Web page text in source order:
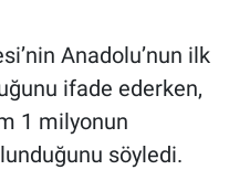
Anadolu’nun ilk
ifade ederken,
1 milyonun
söyledi.